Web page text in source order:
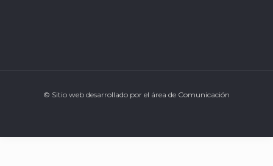
© Sitio web desarrollado por el área de Comunicación